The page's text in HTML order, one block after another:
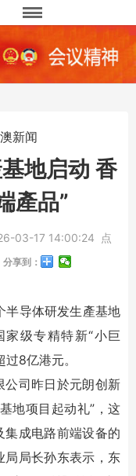
新闻
地启动 香
產品”
03-17 14:00:24
点
分享到：
导体研发生產基地
级专精特新“小巨
8亿港元。
公司昨日於元朗创新
地项目起动礼”，这
集成电路前端设备的
局局长孙东表示，东